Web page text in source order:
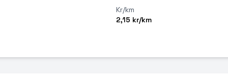
Kr/km
2,15 kr/km